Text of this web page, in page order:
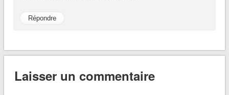
Répondre
Laisser un commentaire